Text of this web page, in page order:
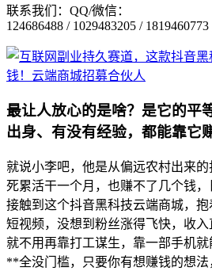
联系我们：QQ/微信：
124686488 / 1029483205 / 1819460773
最让人放心的是啥？是它的平
出身、有没有经验，都能靠它
就说小李吧，他是从偏远农村出来
死累活干一个月，也赚不了几个钱
接触到这个抖音黑科技云端商城，
短视频，没想到粉丝涨得飞快，收
就不用再靠打工谋生，靠一部手机
**全没门槛，只要你有想赚钱的想